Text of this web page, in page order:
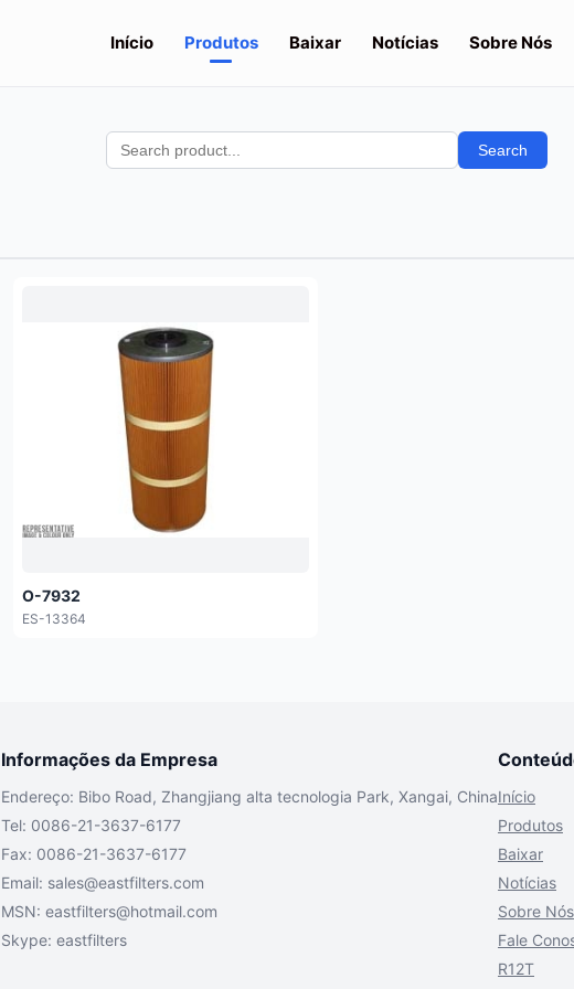
Início Produtos Baixar Notícias Sobre Nós
Search
O-7932
ES-13364
Informações da Empresa
Endereço: Bibo Road, Zhangjiang alta tecnologia Park, Xangai, China
Tel: 0086-21-3637-6177
Fax: 0086-21-3637-6177
Email: sales@eastfilters.com
MSN: eastfilters@hotmail.com
Skype: eastfilters
Início
Produtos
Baixar
Notícias
Sobre Nós
Fale
R12T